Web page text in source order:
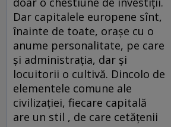
Dar capitalele europene sînt,
înainte de toate, oraşe cu o
anume personalitate, pe care
şi administraţia, dar şi
locuitorii o cultivă. Dincolo de
elementele comune ale
civilizaţiei, fiecare capitală
are un stil , de care cetăţenii